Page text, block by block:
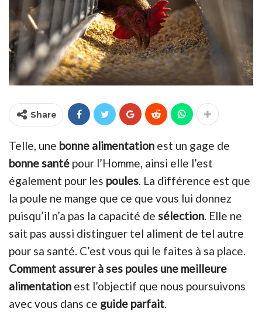
Share
Telle, une bonne alimentation est un gage de
bonne santé pour l’Homme, ainsi elle l’est
également pour les poules. La différence est que
la poule ne mange que ce que vous lui donnez
puisqu’il n’a pas la capacité de sélection. Elle ne
sait pas aussi distinguer tel aliment de tel autre
pour sa santé. C’est vous qui le faites à sa place.
Comment assurer à ses poules une meilleure
alimentation est l’objectif que nous poursuivons
avec vous dans ce guide parfait.